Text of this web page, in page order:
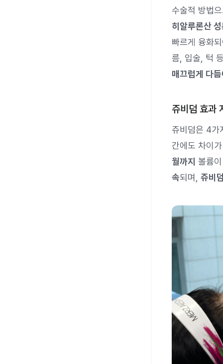
수술적 방법
히알루론산
빠르게 융화
름, 입술, 턱
매끄럽게 다
쥬비덤 효과
쥬비덤은 4가
간에도 차이
월까지 볼륨
속되며, 쥬비